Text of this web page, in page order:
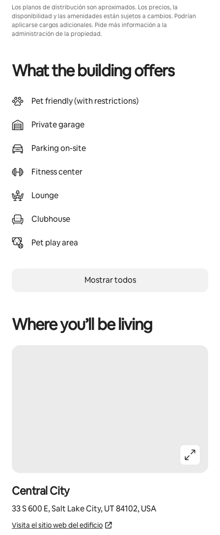
Los planos de distribución son aproximados. Los precios, la
disponibilidad y las amenidades están sujetos a cambios. Podrían
aplicarse cargos adicionales. Pide más información a la
administración de la propiedad.
What the building offers
Pet friendly (with restrictions)
Private garage
Parking on-site
Fitness center
Lounge
Clubhouse
Pet play area
Mostrar todos
Where you’ll be living
Central City
33 S 600 E, Salt Lake City, UT 84102, USA
Visita el sitio web del edificio